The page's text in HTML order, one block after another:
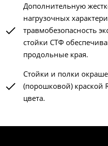
Дополнительную
нагрузочных
травмобезопасность
стойки СТФ
продольные края.
Стойки и полки
(порошковой) краской
цвета.